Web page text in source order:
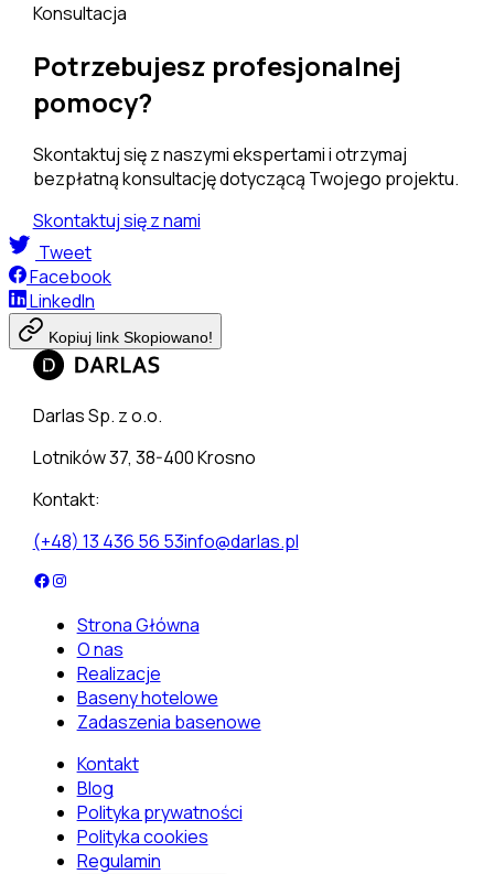
Konsultacja
Potrzebujesz profesjonalnej
pomocy?
Skontaktuj się z naszymi ekspertami i otrzymaj
bezpłatną konsultację dotyczącą Twojego projektu.
Skontaktuj się z nami
Tweet
Facebook
LinkedIn
Kopiuj link Skopiowano!
Darlas Sp. z o.o.
Lotników 37, 38-400 Krosno
Kontakt:
(+48) 13 436 56 53info@darlas.pl
Strona Główna
O nas
Realizacje
Baseny hotelowe
Zadaszenia basenowe
Kontakt
Blog
Polityka prywatności
Polityka cookies
Regulamin